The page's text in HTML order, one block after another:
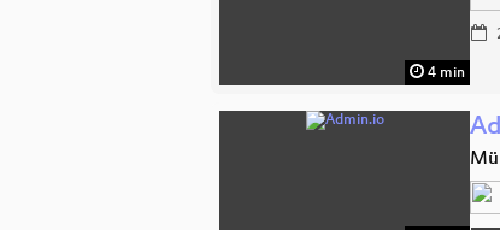
4 min